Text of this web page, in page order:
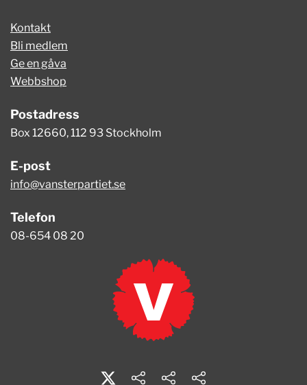
Kontakt
Bli medlem
Ge en gåva
Webbshop
Postadress
Box 12660, 112 93 Stockholm
E-post
info@vansterpartiet.se
Telefon
08-654 08 20